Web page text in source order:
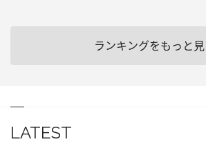
ランキングをもっと
LATEST